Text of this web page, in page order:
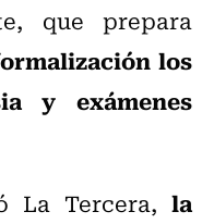
que prepara
los
y exámenes
La Tercera, la